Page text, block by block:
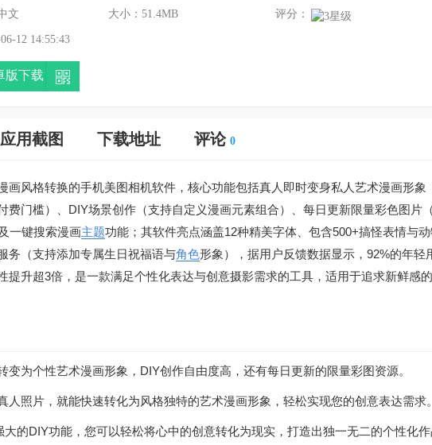
文 大小：51.4MB 评分：
12 14:55:43
版下载
应用截图 下载地址 评论 0
画风格转换的手机美图相机软件，核心功能包括真人即时变身私人艺术漫画形象
费门槛）、DIY场景创作（支持自定义漫画元素组合）、每日更新限量彩色图片
一键搜索漫画主题功能；其软件亮点涵盖12种精美字体、包含500+搞怪表情与
务（支持添加专属生日祝福语与角色形象），据用户反馈数据显示，92%的年轻
提升超3倍，是一款满足个性化表达与创意摄影需求的工具，适用于追求新鲜感
为个性艺术漫画形象，DIY创作自由度高，还有每日更新的限量彩图资源。
照片，就能快速转化为风格独特的艺术漫画形象，轻松实现您的创意表达需求。
的DIY功能，您可以轻松将心中的创意转化为现实，打造出独一无二的个性化作